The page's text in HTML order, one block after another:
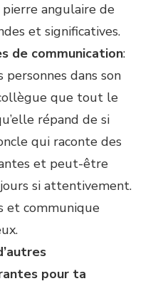
angulaire de
et significatives.
de communication:
dans son
que tout le
répand de si
qui raconte des
et peut-être
si attentivement.
et communique
pour ta